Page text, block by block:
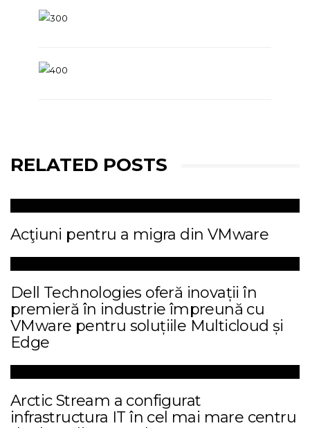
RELATED POSTS
Acţiuni pentru a migra din VMware
Dell Technologies oferă inovații în
premieră în industrie împreună cu
VMware pentru soluțiile Multicloud și
Edge
Arctic Stream a configurat
infrastructura IT în cel mai mare centru